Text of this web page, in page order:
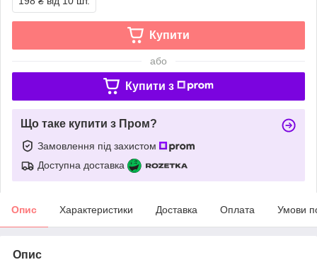
Купити
або
Купити з
Що таке купити з Пром?
Замовлення під захистом
Доступна доставка
Опис Характеристики Доставка Оплата Умови
Опис